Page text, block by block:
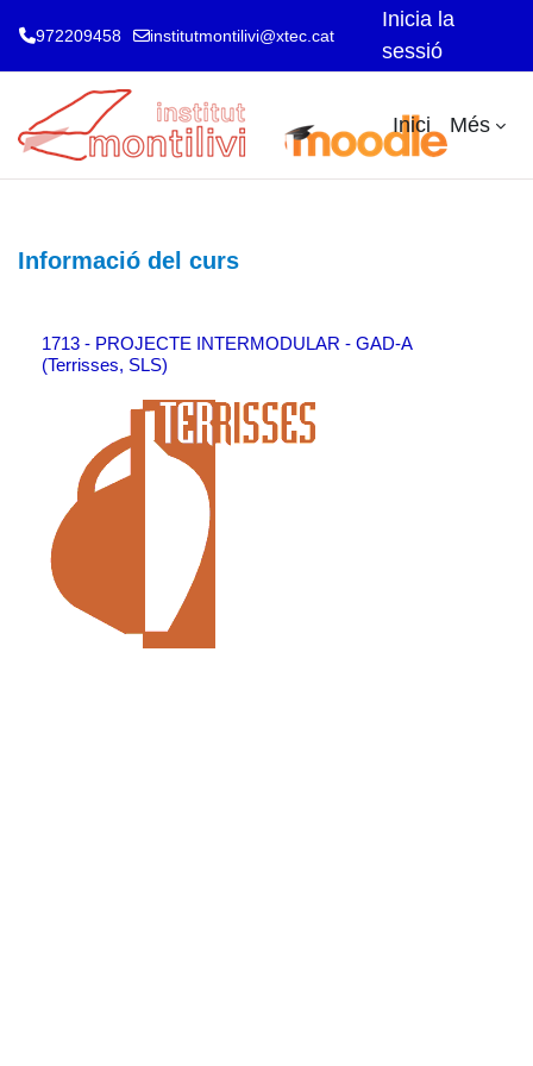
Ves al contingut principal
972209458 institutmontilivi@xtec.cat
Inicia la
sessió
Inici Més
Informació del curs
1713 - PROJECTE INTERMODULAR - GAD-A
(Terrisses, SLS)